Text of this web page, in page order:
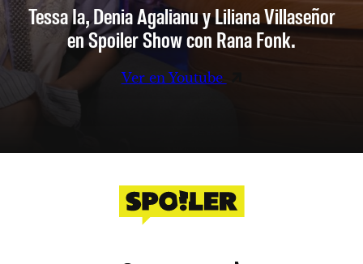
Tessa Ia, Denia Agalianu y Liliana Villaseñor
en Spoiler Show con Rana Fonk.
Ver en Youtube